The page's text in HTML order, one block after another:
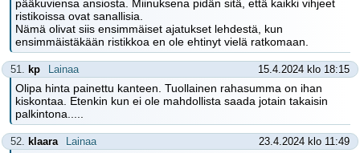
pääkuviensa ansiosta. Miinuksena pidän sitä, että kaikki vihjeet
ristikoissa ovat sanallisia.
Nämä olivat siis ensimmäiset ajatukset lehdestä, kun
ensimmäistäkään ristikkoa en ole ehtinyt vielä ratkomaan.
51. kp Lainaa 15.4.2024 klo 18:15
Olipa hinta painettu kanteen. Tuollainen rahasumma on ihan
kiskontaa. Etenkin kun ei ole mahdollista saada jotain takaisin
palkintona.....
52. klaara Lainaa 23.4.2024 klo 11:49